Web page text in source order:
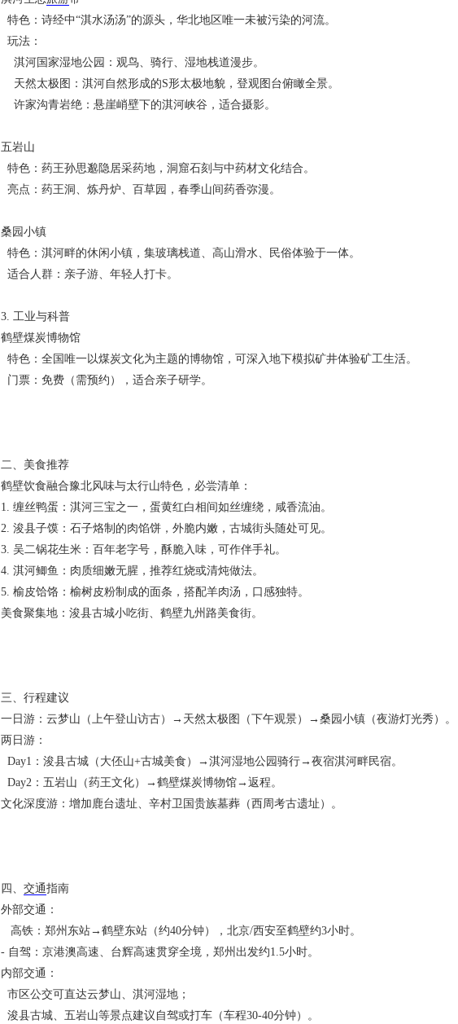
特色：诗经中“淇水汤汤”的源头，华北地区唯一未被污染的河流。
玩法：
淇河国家湿地公园：观鸟、骑行、湿地栈道漫步。
天然太极图：淇河自然形成的S形太极地貌，登观图台俯瞰全景。
许家沟青岩绝：悬崖峭壁下的淇河峡谷，适合摄影。
五岩山
特色：药王孙思邈隐居采药地，洞窟石刻与中药材文化结合。
亮点：药王洞、炼丹炉、百草园，春季山间药香弥漫。
桑园小镇
特色：淇河畔的休闲小镇，集玻璃栈道、高山滑水、民俗体验于一体。
适合人群：亲子游、年轻人打卡。
3. 工业与科普
鹤壁煤炭博物馆
特色：全国唯一以煤炭文化为主题的博物馆，可深入地下模拟矿井体验矿工生活。
门票：免费（需预约），适合亲子研学。
二、美食推荐
鹤壁饮食融合豫北风味与太行山特色，必尝清单：
1. 缠丝鸭蛋：淇河三宝之一，蛋黄红白相间如丝缠绕，咸香流油。
2. 浚县子馍：石子烙制的肉馅饼，外脆内嫩，古城街头随处可见。
3. 吴二锅花生米：百年老字号，酥脆入味，可作伴手礼。
4. 淇河鲫鱼：肉质细嫩无腥，推荐红烧或清炖做法。
5. 榆皮饸饹：榆树皮粉制成的面条，搭配羊肉汤，口感独特。
美食聚集地：浚县古城小吃街、鹤壁九州路美食街。
三、行程建议
一日游：云梦山（上午登山访古）→天然太极图（下午观景）→桑园小镇（夜游灯光秀）。
两日游：
Day1：浚县古城（大伾山+古城美食）→淇河湿地公园骑行→夜宿淇河畔民宿。
Day2：五岩山（药王文化）→鹤壁煤炭博物馆→返程。
文化深度游：增加鹿台遗址、辛村卫国贵族墓葬（西周考古遗址）。
四、 交通指南
外部交通：
高铁：郑州东站→鹤壁东站（约40分钟），北京/西安至鹤壁约3小时。
- 自驾：京港澳高速、台辉高速贯穿全境，郑州出发约1.5小时。
内部交通：
市区公交可直达云梦山、淇河湿地；
浚县古城、五岩山等景点建议自驾或打车（车程30-40分钟）。